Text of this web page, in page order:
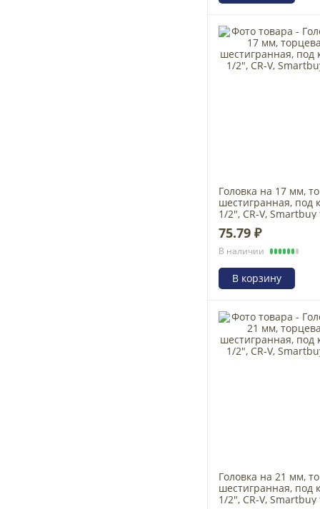
Головка на 17 мм,
шестигранная, под
1/2", CR-V,
75.79 ₽
В наличии
В корзину
Головка на 21 мм,
шестигранная, под
1/2", CR-V,